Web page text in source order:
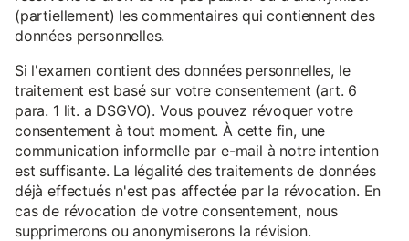
(partiellement) les commentaires qui contiennent des
données personnelles.
Si l'examen contient des données personnelles, le
traitement est basé sur votre consentement (art. 6
para. 1 lit. a DSGVO). Vous pouvez révoquer votre
consentement à tout moment. À cette fin, une
communication informelle par e-mail à notre intention
est suffisante. La légalité des traitements de données
déjà effectués n'est pas affectée par la révocation. En
cas de révocation de votre consentement, nous
supprimerons ou anonymiserons la révision.